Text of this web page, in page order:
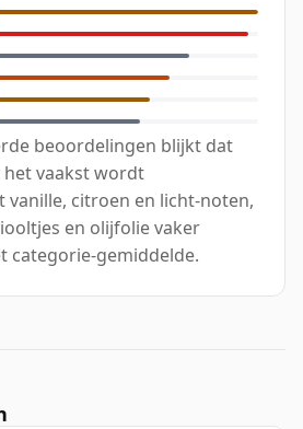
beoordelingen blijkt dat
het vaakst wordt
vanille, citroen en licht-noten,
en olijfolie vaker
categorie-gemiddelde.